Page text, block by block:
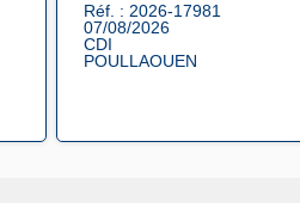
Réf. : 2026-17981
07/08/2026
CDI
POULLAOUEN